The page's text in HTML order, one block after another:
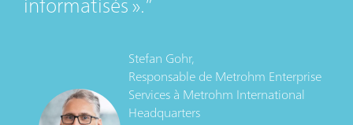
Stefan Gohr,
Responsable de Metrohm Enterprise
Servicesà Metrohm International
Headquarters